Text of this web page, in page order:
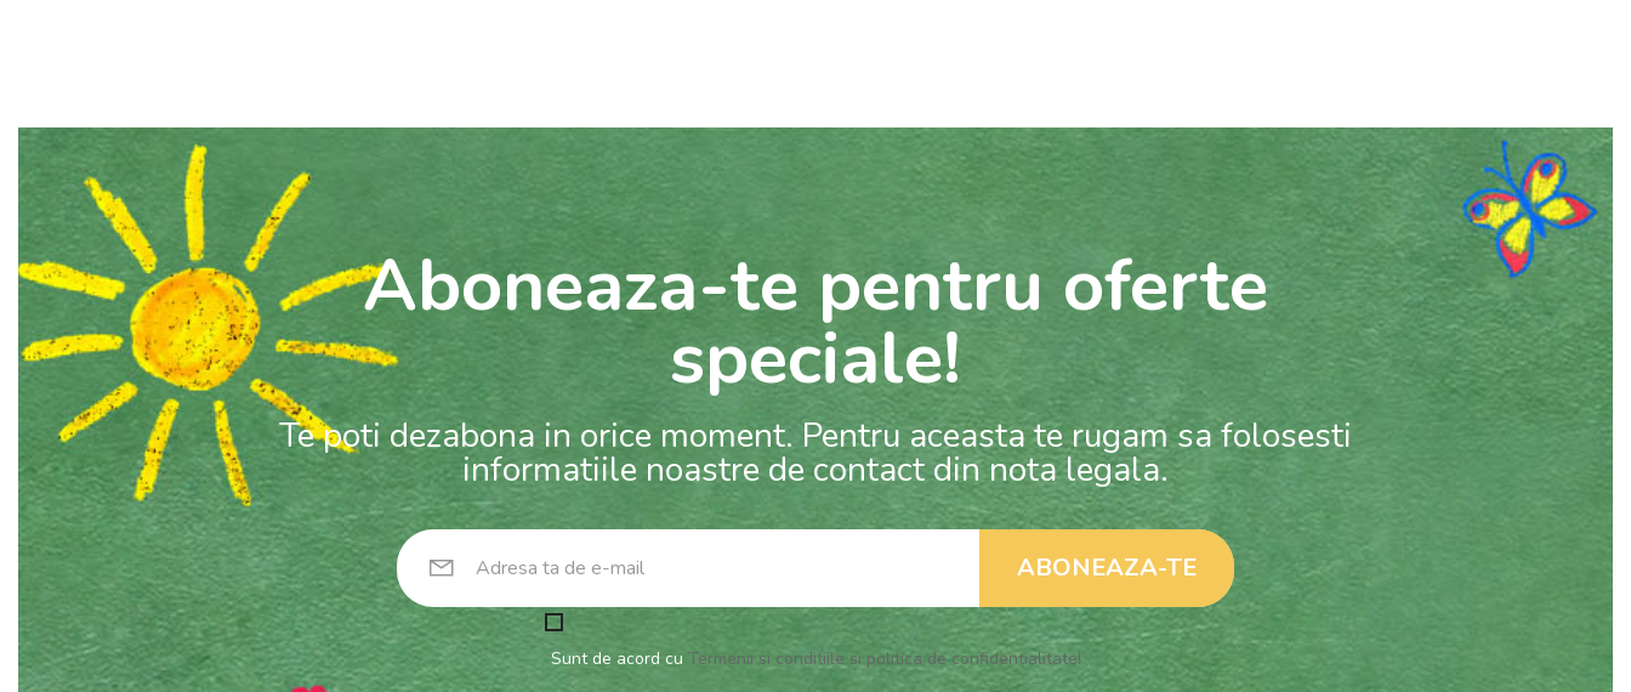
Aboneaza-te pentru oferte
speciale!
Te poti dezabona in orice moment. Pentru aceasta te rugam sa folosesti
informatiile noastre de contact din nota legala.
Sunt de acord cu Termenii si conditiile si politica de confidentialitate!